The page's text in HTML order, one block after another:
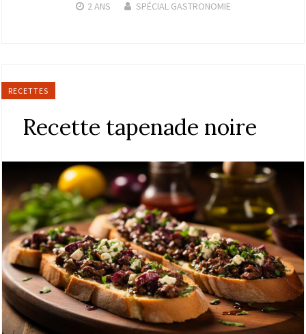
2 ANS SPÉCIAL GASTRONOMIE
RECETTES
Recette tapenade noire